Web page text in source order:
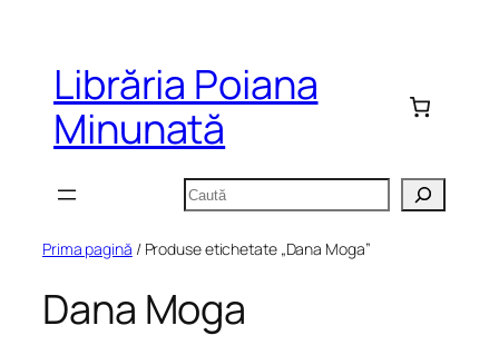
conținutLibrăria Poiana
Minunată
Caută
Prima pagină / Produse etichetate „Dana Moga”
Dana Moga